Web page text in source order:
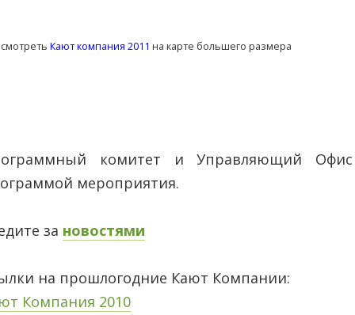
Кают компания 2011 на карте большего размера
комитет и Управляющий
мероприятия.
за новостями
на прошлогодние Кают Компании:
Компания 2010